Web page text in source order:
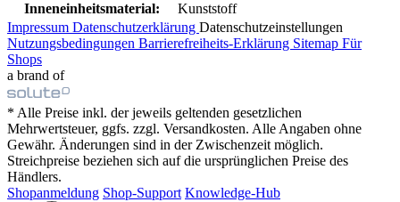
Inneneinheitsmaterial:
Kunststoff
Impressum Datenschutzerklärung Datenschutzeinstellungen
Nutzungsbedingungen Barrierefreiheits-Erklärung Sitemap Für
Shops
a brand of
* Alle Preise inkl. der jeweils geltenden gesetzlichen
Mehrwertsteuer, ggfs. zzgl. Versandkosten. Alle Angaben ohne
Gewähr. Änderungen sind in der Zwischenzeit möglich.
Streichpreise beziehen sich auf die ursprünglichen Preise des
Händlers.
Shopanmeldung Shop-Support Knowledge-Hub